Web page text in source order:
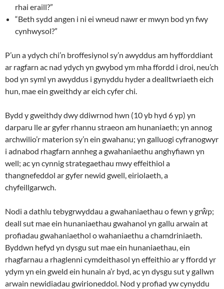
rhai eraill?”
“Beth sydd angen i ni ei wneud nawr er mwyn bod yn fwy
cynhwysol?”
P’un a ydych chi’n broffesiynol sy’n awyddus am hyfforddiant
ar ragfarn ac nad ydych yn gwybod ym mha ffordd i droi, neu’ch
bod yn syml yn awyddus i gynyddu hyder a dealltwriaeth eich
hun, mae ein gweithdy ar eich cyfer chi.
Bydd y gweithdy dwy ddiwrnod hwn (10 yb hyd 6 yp) yn
darparu lle ar gyfer rhannu straeon am hunaniaeth; yn annog
archwilio’r materion sy’n ein gwahanu; yn galluogi cyfranogwyr
i adnabod rhagfarn annheg a gwahaniaethu anghyfiawn yn
well; ac yn cynnig strategaethau mwy effeithiol a
thangnefeddol ar gyfer newid gwell, eiriolaeth, a
chyfeillgarwch.
Nodi a dathlu tebygrwyddau a gwahaniaethau o fewn y grŵp;
deall sut mae ein hunaniaethau gwahanol yn gallu arwain at
profiadau gwahaniaethol o wahaniaethu a chamdriniaeth.
Byddwn hefyd yn dysgu sut mae ein hunaniaethau, ein
rhagfarnau a rhaglenni cymdeithasol yn effeithio ar y ffordd yr
ydym yn ein gweld ein hunain a’r byd, ac yn dysgu sut y gallwn
arwain newidiadau gwirioneddol. Nod y profiad yw cynyddu